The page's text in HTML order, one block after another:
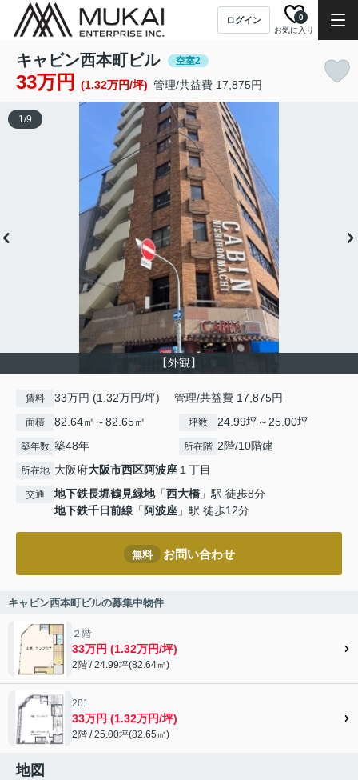
ログイン
お気に入り
0
キャビン西本町ビル 空室2
33万円 (1.32万円/坪) 管理/共益費 17,875円
【外観】
1/9
賃料 33万円 (1.32万円/坪) 管理/共益費 17,875円
面積 82.64㎡～82.65㎡ 坪数 24.99坪～25.00坪
築年数 築48年 所在階 2階/10階建
所在地 大阪府大阪市西区阿波座１丁目
交通 地下鉄長堀鶴見緑地「西大橋 」駅 徒歩8分
地下鉄千日前線 「 阿波座 」駅 徒歩12分
無料 お問い合わせ
キャビン西本町ビルの募集中物件
２階
33万円 (1.32万円/坪)
2階 / 24.99坪(82.64㎡)
201
33万円 (1.32万円/坪)
2階 / 25.00坪(82.65㎡)
地図